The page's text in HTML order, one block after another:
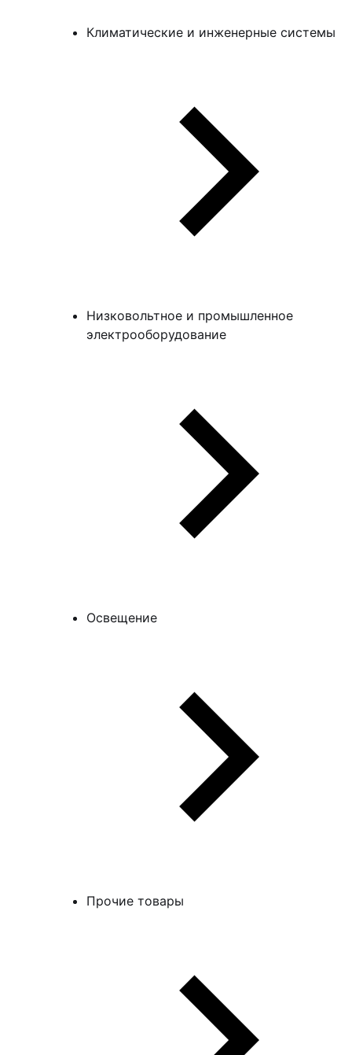
Климатические и инженерные системы
Низковольтное и промышленное
электрооборудование
Освещение
Прочие товары